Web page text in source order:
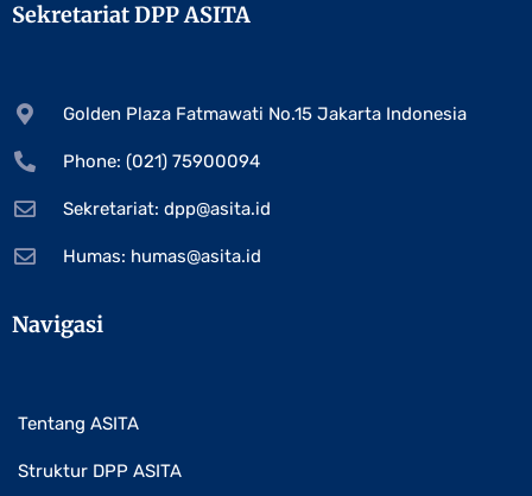
Sekretariat DPP ASITA
Golden Plaza Fatmawati No.15 Jakarta Indonesia
Phone: (021) 75900094
Sekretariat: dpp@asita.id
Humas: humas@asita.id
Navigasi
Tentang ASITA
Struktur DPP ASITA